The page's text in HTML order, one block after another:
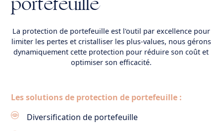
La protection de portefeuille est l'outil par excellence pour
limiter les pertes et cristalliser les plus-values, nous gérons
dynamiquement cette protection pour réduire son coût et
optimiser son efficacité.
Les solutions de protection de portefeuille :
Diversification de portefeuille